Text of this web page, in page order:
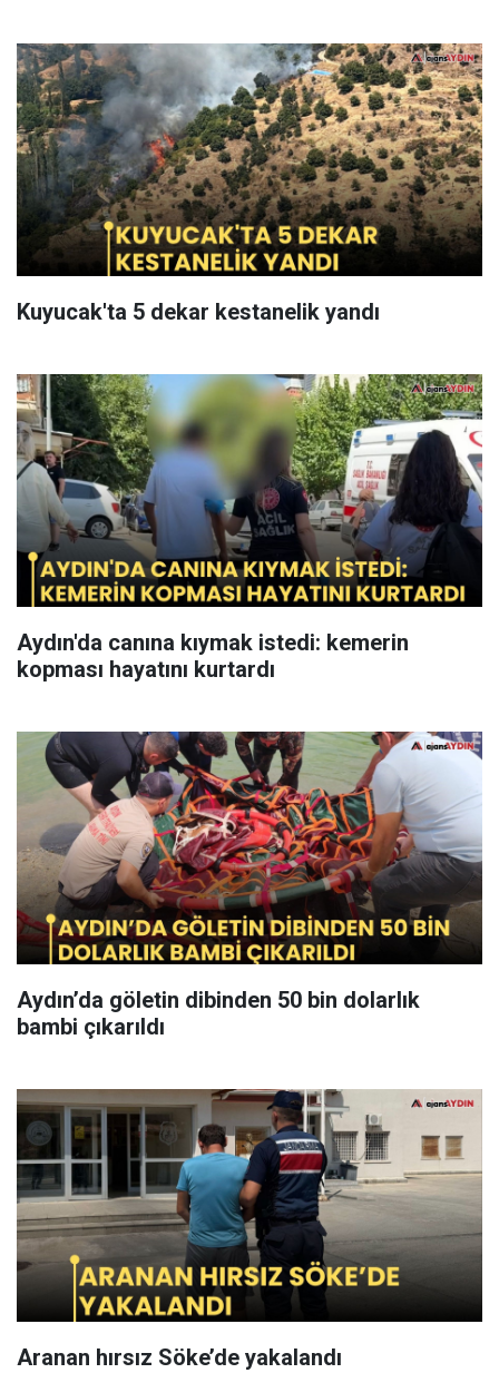
Kuyucak'ta 5 dekar kestanelik yandı
Aydın'da canına kıymak istedi: kemerin
kopması hayatını kurtardı
Aydın’da göletin dibinden 50 bin dolarlık
bambi çıkarıldı
Aranan hırsız Söke’de yakalandı